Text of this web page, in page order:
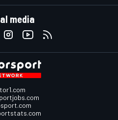
media